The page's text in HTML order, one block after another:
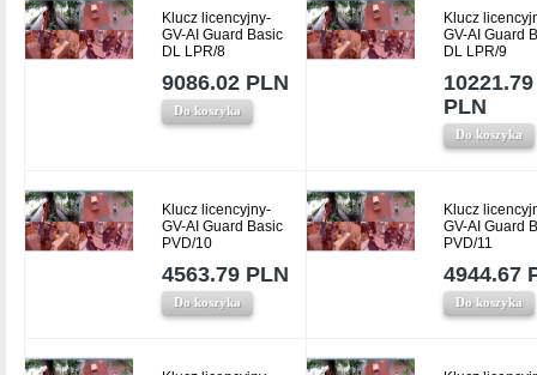
Klucz licencyjny-
GV-AI Guard Basic
DL LPR/8
9086.02 PLN
Do koszyka
Klucz
GV-AI Guard
DL LPR/9
10221.79
PLN
Do koszyka
Klucz licencyjny-
GV-AI Guard Basic
PVD/10
4563.79 PLN
Do koszyka
Klucz
GV-AI Guard
PVD/11
4944.67
Do koszyka